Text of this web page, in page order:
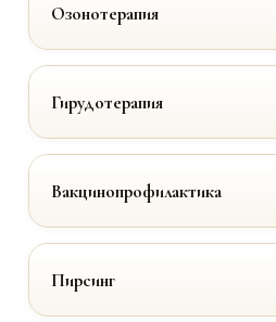
Озонотерапия
Гирудотерапия
Вакцинопрофилактика
Пирсинг